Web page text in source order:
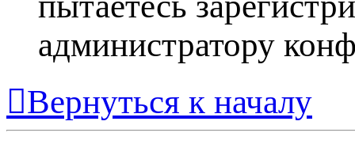
администратору
Вернуться к началу